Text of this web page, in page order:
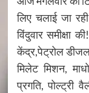
लिए चलाई जा
विंदुवार
केंद्र,पेट्रोल
मिलेट मिशन,
प्रगति, पोल्ट्री